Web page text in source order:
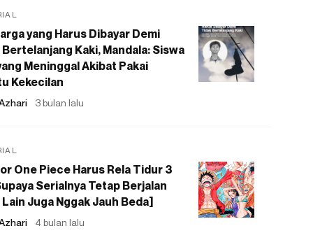
yang Harus Dibayar Demi
Kaki, Mandala: Siswa
Meninggal Akibat Pakai
Kekecilan
3 bulan lalu
One Piece Harus Rela Tidur 3
Serialnya Tetap Berjalan
Lain Juga Nggak Jauh Beda]
4 bulan lalu